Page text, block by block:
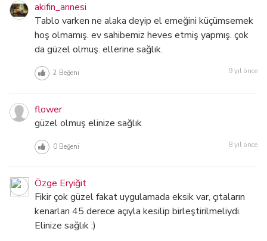
akifin_annesi
Tablo varken ne alaka deyip el emeğini küçümsemek
hoş olmamış. ev sahibemiz heves etmiş yapmış. çok
da güzel olmuş. ellerine sağlık.
2 Beğeni 9 yıl önce
flower
güzel olmuş elinize sağlık
0Beğeni 8 yıl önce
Özge Eryiğit
Fikir çok güzel fakat uygulamada eksik var, çıtaların
kenarları 45 derece açıyla kesilip birleştirilmeliydi.
Elinize sağlık :)